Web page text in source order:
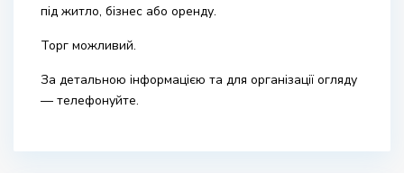
під житло, бізнес або оренду.
Торг можливий.
За детальною інформацією та для організації огляду
— телефонуйте.